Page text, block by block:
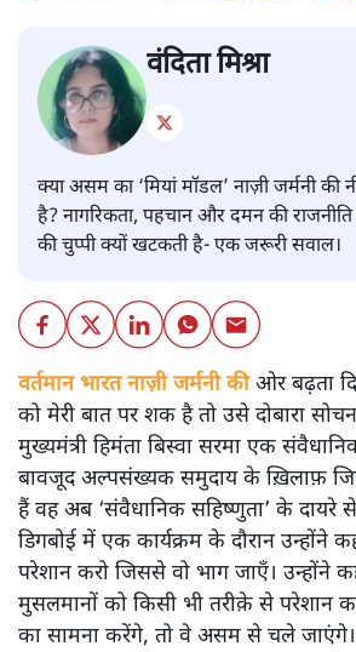
वंदिता मिश्रा
क्या असम का ‘मियां मॉडल’ नाज़ी जर्मनी की
है? नागरिकता, पहचान और दमन की राजनीति
की चुप्पी क्यों खटकती है- एक जरूरी सवाल।
वर्तमान भारत नाज़ी जर्मनी कीओर बढ़ता
को मेरी बात पर शक है तो उसे दोबारा
मुख्यमंत्री हिमंता बिस्वा सरमा एक
बावजूद अल्पसंख्यक समुदाय के ख़िलाफ़
हैं वह अब ‘संवैधानिक सहिष्णुता’ के दायरे
डिगबोई में एक कार्यक्रम के दौरान उन्होंने
परेशान करो जिससे वो भाग जाएँ। उन्होंने
मुसलमानों को किसी भी तरीक़े से परेशान
का सामना करेंगे, तो वे असम से चले